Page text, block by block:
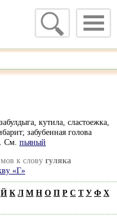
кутила, сластоежка,
забубенная голова
См. пьяный
к слову гуляка
«Г»
Й К Л М Н О П Р С Т У Ф Х